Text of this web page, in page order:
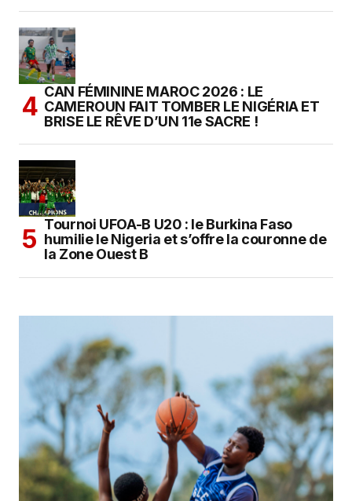
CAN FÉMININE MAROC 2026 : LE
CAMEROUN FAIT TOMBER LE NIGÉRIA ET
BRISE LE RÊVE D’UN 11e SACRE !
Tournoi UFOA-B U20 : le Burkina Faso
humilie le Nigeria et s’offre la couronne de
la Zone Ouest B